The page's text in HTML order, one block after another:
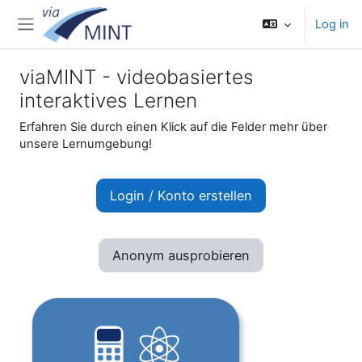
Skip to main content
Side panel
Log in
viaMINT - videobasiertes
interaktives Lernen
Erfahren Sie durch einen Klick auf die Felder mehr über
unsere Lernumgebung!
Login / Konto erstellen
Anonym ausprobieren
MINT-Fächer